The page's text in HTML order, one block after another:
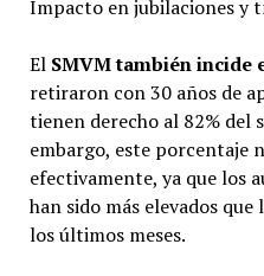
Impacto en jubilaciones y
El SMVM también incide
retiraron con 30 años de
tienen derecho al 82% del
embargo, este porcentaje
efectivamente, ya que los
han sido más elevados
los últimos meses.